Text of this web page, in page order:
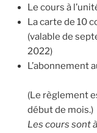
Le cours à
La carte de 10
(valable de
2022)
L’abonnement
(Le règlement
début de mois.)
Les cours sont